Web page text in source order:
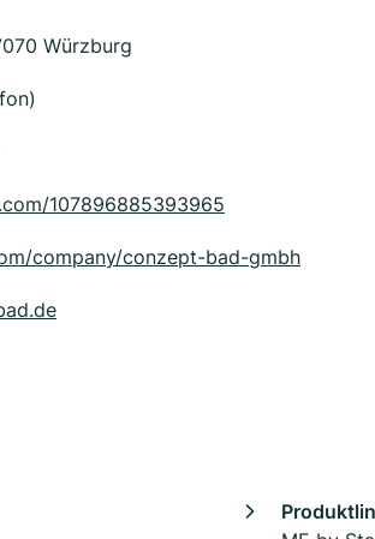
Würzburg
107896885393965
company/conzept-bad-gmbh